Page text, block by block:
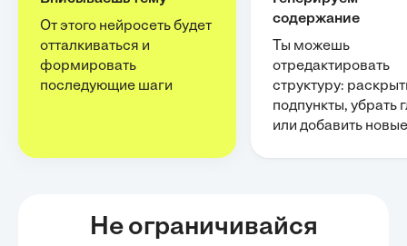
От этого нейросеть будет
отталкиваться и
формировать
последующие шаги
содержание
Ты можешь
отредактировать
структуру:
подпункты, убрать
или добавить новые
Не ограничивайся